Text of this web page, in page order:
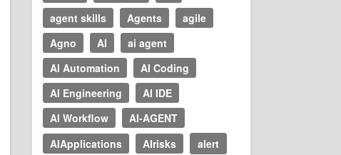
agent skills
Agents
agile
Agno
AI
ai agent
AI Automation
AI Coding
AI Engineering
AI IDE
AI Workflow
AI-AGENT
AIApplications
AIrisks
alert